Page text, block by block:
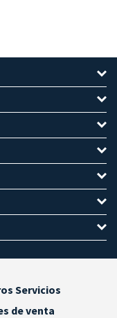
Servicios
de venta